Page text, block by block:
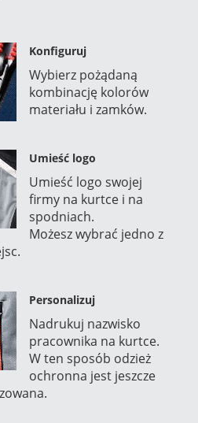
Konfiguruj
Wybierz pożądaną
kombinację kolorów
materiału i zamków.
Umieść logo
Umieść logo swojej
firmy na kurtce i na
spodniach.
Możesz wybrać jedno z
Personalizuj
Nadrukuj nazwisko
pracownika na kurtce.
W ten sposób odzież
ochronna jest jeszcze